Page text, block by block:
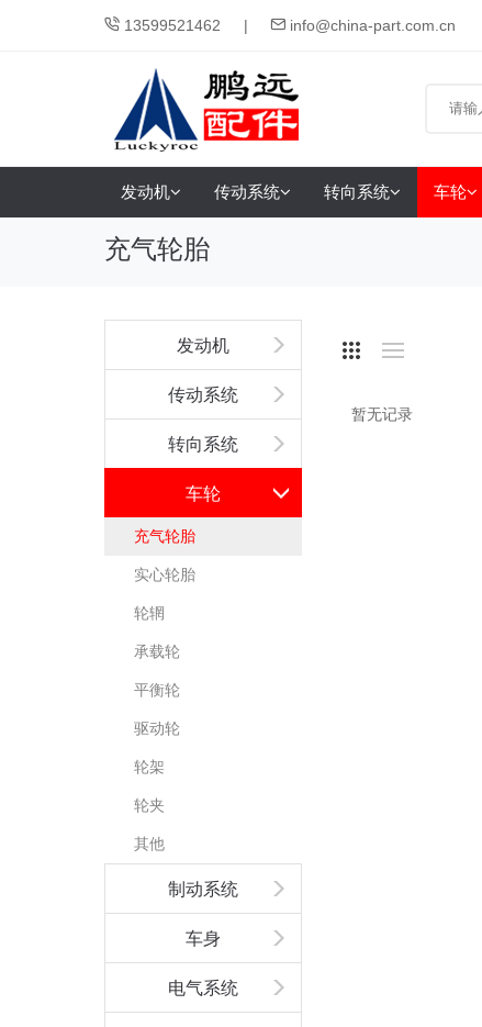
13599521462 info@china-part.com.cn
发动机 传动系统 转向系统 车轮
充气轮胎
发动机
传动系统
转向系统
车轮
充气轮胎
实心轮胎
轮辋
承载轮
平衡轮
驱动轮
轮架
轮夹
其他
制动系统
车身
电气系统
暂无记录